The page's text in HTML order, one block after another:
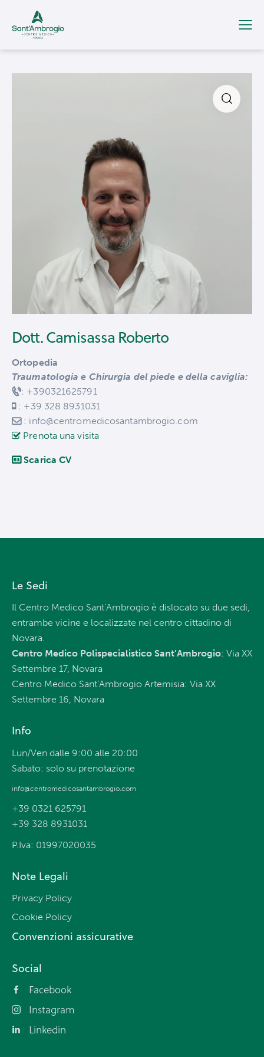
Dott. Camisassa Roberto
Ortopedia
Traumatologia e Chirurgia del piede e della caviglia:
: +390321625791
: +39 328 8931031
: info@centromedicosantambrogio.com
Prenota una visita
Scarica CV
Le Sedi
Il Centro Medico Sant’Ambrogio è dislocato su due sedi,
entrambe vicine e localizzate nel centro cittadino di
Novara.
Centro Medico Polispecialistico Sant’Ambrogio: Via XX
Settembre 17, Novara
Centro Medico Sant’Ambrogio Artemisia: Via XX
Settembre 16, Novara
Info
Lun/Ven dalle 9:00 alle 20:00
Sabato: solo su prenotazione
info@centromedicosantambrogio.com
+39 0321 625791
+39 328 8931031
P.Iva: 01997020035
Note Legali
Privacy Policy
Cookie Policy
Convenzioni assicurative
Social
Facebook
Instagram
Linkedin